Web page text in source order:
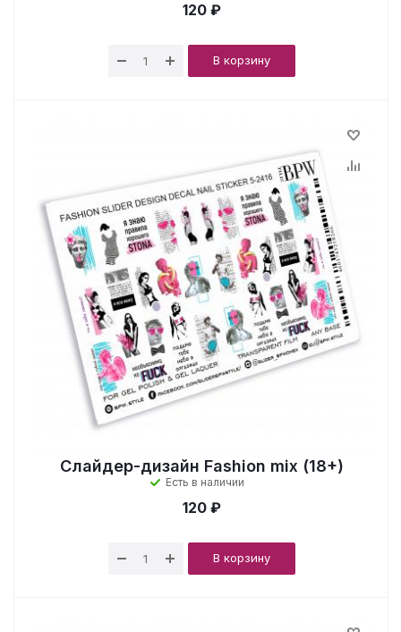
120 ₽
В корзину
Слайдер-дизайн Fashion mix (18+)
Есть в наличии
120 ₽
В корзину